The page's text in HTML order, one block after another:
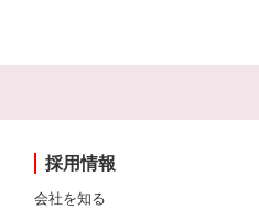
採用情報
会社を知る